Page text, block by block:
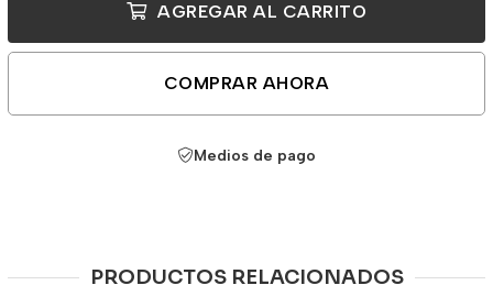
AGREGAR AL CARRITO
COMPRAR AHORA
Medios de pago
PRODUCTOS RELACIONADOS